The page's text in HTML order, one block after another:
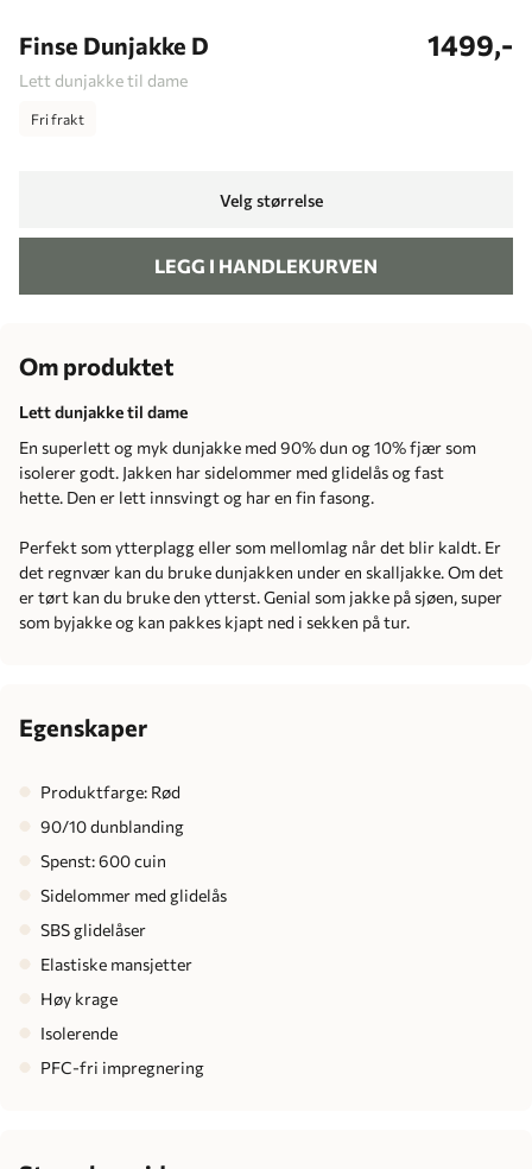
Finse Dunjakke D
Lett dunjakke til dame
1499,-
Fri frakt
Velg størrelse
LEGG I HANDLEKURVEN
Om produktet
Lett dunjakke til dame
En superlett og myk dunjakke med 90% dun og 10% fjær som
isolerer godt. Jakken har sidelommer med glidelås og fast
hette. Den er lett innsvingt og har en fin fasong.
Perfekt som ytterplagg eller som mellomlag når det blir kaldt. Er
det regnvær kan du bruke dunjakken under en skalljakke. Om det
er tørt kan du bruke den ytterst. Genial som jakke på sjøen, super
som byjakke og kan pakkes kjapt ned i sekken på tur.
Egenskaper
Produktfarge: Rød
90/10 dunblanding
Spenst: 600 cuin
Sidelommer med glidelås
SBS glidelåser
Elastiske mansjetter
Høy krage
Isolerende
PFC-fri impregnering